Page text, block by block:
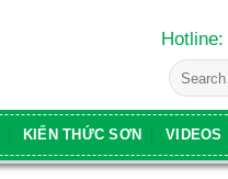
Hotline:
Search
for:
KIẾN THỨC SƠN VIDEOS